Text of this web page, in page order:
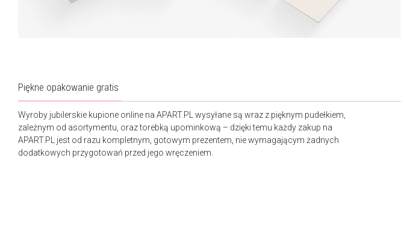
Piękne opakowanie gratis
Wyroby jubilerskie kupione online na APART.PL wysyłane są wraz z pięknym pudełkiem,
zależnym od asortymentu, oraz torebką upominkową – dzięki temu każdy zakup na
APART.PL jest od razu kompletnym, gotowym prezentem, nie wymagającym żadnych
dodatkowych przygotowań przed jego wręczeniem.